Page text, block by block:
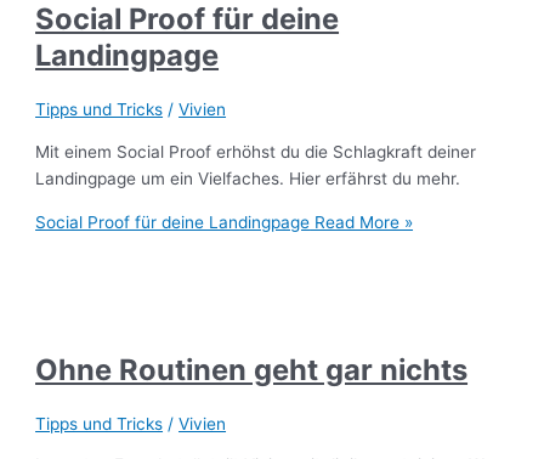
Social Proof für deine
Landingpage
Tipps und Tricks /Vivien
Mit einem Social Proof erhöhst du die Schlagkraft deiner
Landingpage um ein Vielfaches. Hier erfährst du mehr.
Social Proof für deine Landingpage Read More »
Ohne Routinen geht gar nichts
Tipps und Tricks /Vivien